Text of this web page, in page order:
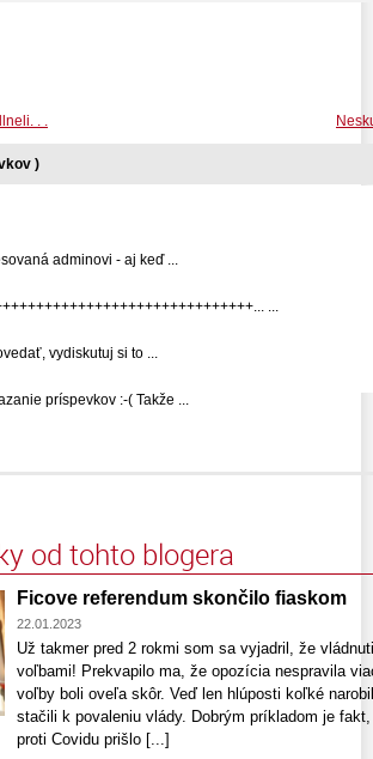
. .
)
adminovi - aj keď ...
...
vydiskutuj si to ...
príspevkov :-( Takže ...
od tohto blogera
Ficove referendum skončilo fiaskom
22.01.2023
Už takmer pred 2 rokmi som sa vyjadril, že
voľbami! Prekvapilo ma, že opozícia nespravila
voľby boli oveľa skôr. Veď len hlúposti koľké
stačili k povaleniu vlády. Dobrým príkladom je
proti Covidu prišlo [...]